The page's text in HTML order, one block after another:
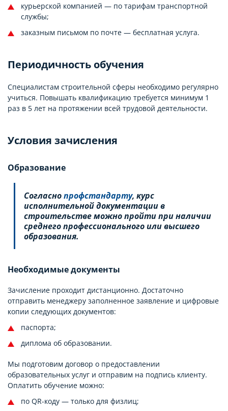
курьерской компанией — по тарифам транспортной
службы;
заказным письмом по почте — бесплатная услуга.
Периодичность обучения
Специалистам строительной сферы необходимо регулярно
учиться. Повышать квалификацию требуется минимум 1
раз в 5 лет на протяжении всей трудовой деятельности.
Условия зачисления
Образование
Согласнопрофстандарту, курс
исполнительной документации в
строительстве можно пройти при наличии
среднего профессионального или высшего
образования.
Необходимые документы
Зачисление проходит дистанционно. Достаточно
отправить менеджеру заполненное заявление и цифровые
копии следующих документов:
паспорта;
диплома об образовании.
Мы подготовим договор о предоставлении
образовательных услуг и отправим на подпись клиенту.
Оплатить обучение можно:
по QR-коду — только для физлиц;